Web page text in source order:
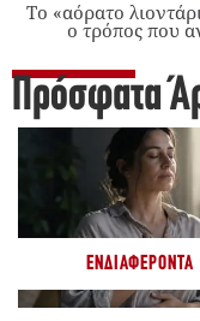
Το «αόρατο
ο τρόπος που
Πρόσφατα
ΕΝΔΙΑΦΈΡΟΝΤΑ